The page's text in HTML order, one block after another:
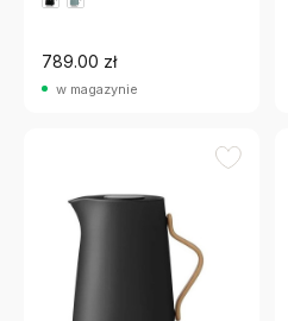
789.00 zł
w magazynie